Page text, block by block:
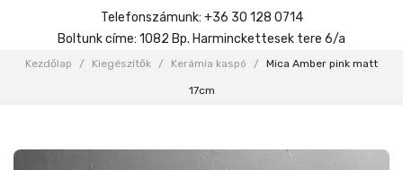
KIEGÉSZÍTŐK
Menyasszonyi csokor
Telefonszámunk: +36 30 128 0714
Boltunk címe: 1082 Bp. Harminckettesek tere 6/a
Kezdőlap / Kiegészítők / Kerámia kaspó / Mica Amber pink matt
17cm